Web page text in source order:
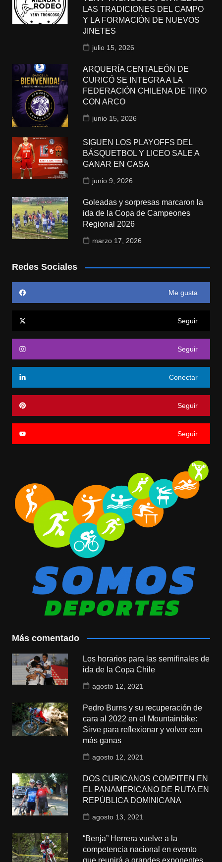
LAS TRADICIONES DEL CAMPO
Y LA FORMACIÓN DE NUEVOS
JINETES
julio 15, 2026
ARQUERÍA CENTALEÓN DE
CURICÓ SE INTEGRA A LA
FEDERACIÓN CHILENA DE TIRO
CON ARCO
junio 15, 2026
SIGUEN LOS PLAYOFFS DEL
BÁSQUETBOL Y LICEO SALE A
GANAR EN CASA
junio 9, 2026
Goleadas y sorpresas marcaron la
ida de la Copa de Campeones
Regional 2026
marzo 17, 2026
Redes Sociales
Me gusta
Seguir
Seguir
Conectar
Seguir
Seguir
Más comentado
Los horarios para las semifinales de
ida de la Copa Chile
agosto 12, 2021
Pedro Burns y su recuperación de
cara al 2022 en el Mountainbike:
Sirve para reflexionar y volver con
más ganas
agosto 12, 2021
DOS CURICANOS COMPITEN EN
EL PANAMERICANO DE RUTA EN
REPÚBLICA DOMINICANA
agosto 13, 2021
“Benja” Herrera vuelve a la
competencia nacional en evento
que reunirá a grandes exponentes